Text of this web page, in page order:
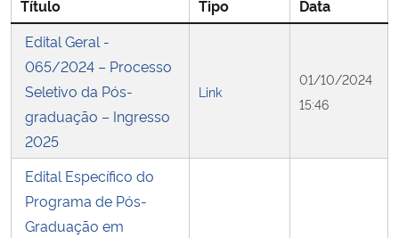
Secretaria-Geral
Secretaria de Governo
Gabinete de Segurança Institucional
Advocacia-Geral da União
Banco Central do Brasil
Título Tipo
Data
Edital Geral -
065/2024 – Processo
Seletivo da Pós-
graduação – Ingresso
2025
Link
01/10/2024
15:46
Edital Específico do
Programa de Pós-
Graduação em